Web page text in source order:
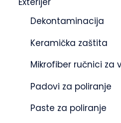
Dekontaminacija
Keramička zaštita
Mikrofiber ručnici za
Padovi za poliranje
Paste za poliranje